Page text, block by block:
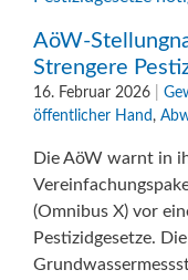
AöW-
Strengere
16. Februar 2026
öffentlicher Hand ,
Die AöW warnt in
(Omnibus X) vor
Pestizidgesetze.